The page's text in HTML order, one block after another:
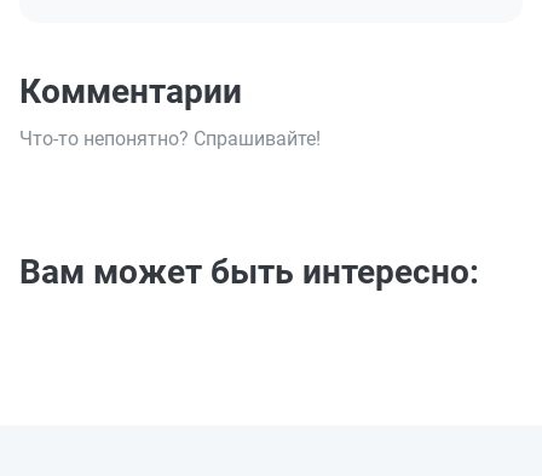
Комментарии
Что-то непонятно? Спрашивайте!
Вам может быть интересно: